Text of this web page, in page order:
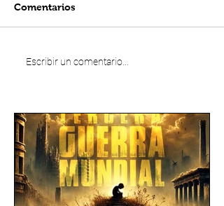
Comentarios
Escribir un comentario...